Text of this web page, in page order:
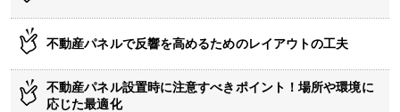
不動産パネルで反響を高めるためのレイアウトの工夫
不動産パネル設置時に注意すべきポイント！場所や環境に
応じた最適化